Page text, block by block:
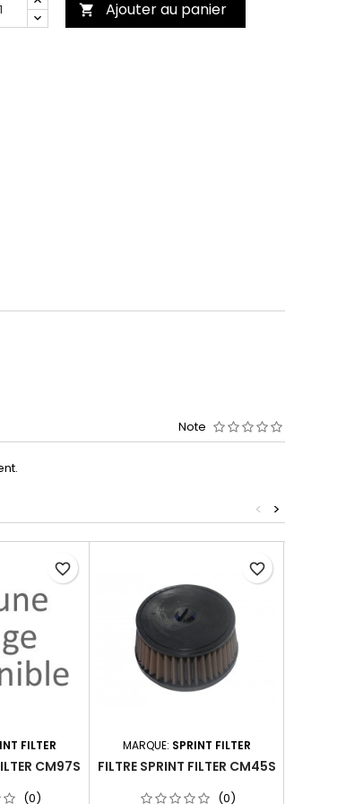
 Ajouter au panier
Note
>
<
FILTER
CM97S
(0)
favorite_border
MARQUE: SPRINT FILTER
FILTRE SPRINT FILTER CM45S
(0)
favorite_border